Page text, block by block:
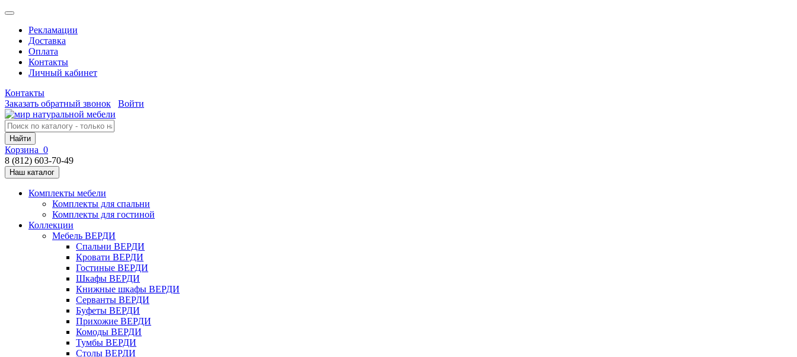
Рекламации
Доставка
Оплата
Контакты
Личный кабинет
Контакты
Заказать обратный звонок
Войти
Найти
Корзина 0
8 (812) 603-70-49
Наш каталог
Комплекты мебели
Комплекты для спальни
Комплекты для гостиной
Коллекции
Мебель ВЕРДИ
Спальни ВЕРДИ
Кровати ВЕРДИ
Гостиные ВЕРДИ
Шкафы ВЕРДИ
Книжные шкафы ВЕРДИ
Серванты ВЕРДИ
Буфеты ВЕРДИ
Прихожие ВЕРДИ
Комоды ВЕРДИ
Тумбы ВЕРДИ
Столы ВЕРДИ